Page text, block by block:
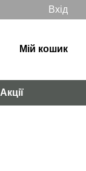
Вхід
Мій кошик
Акції